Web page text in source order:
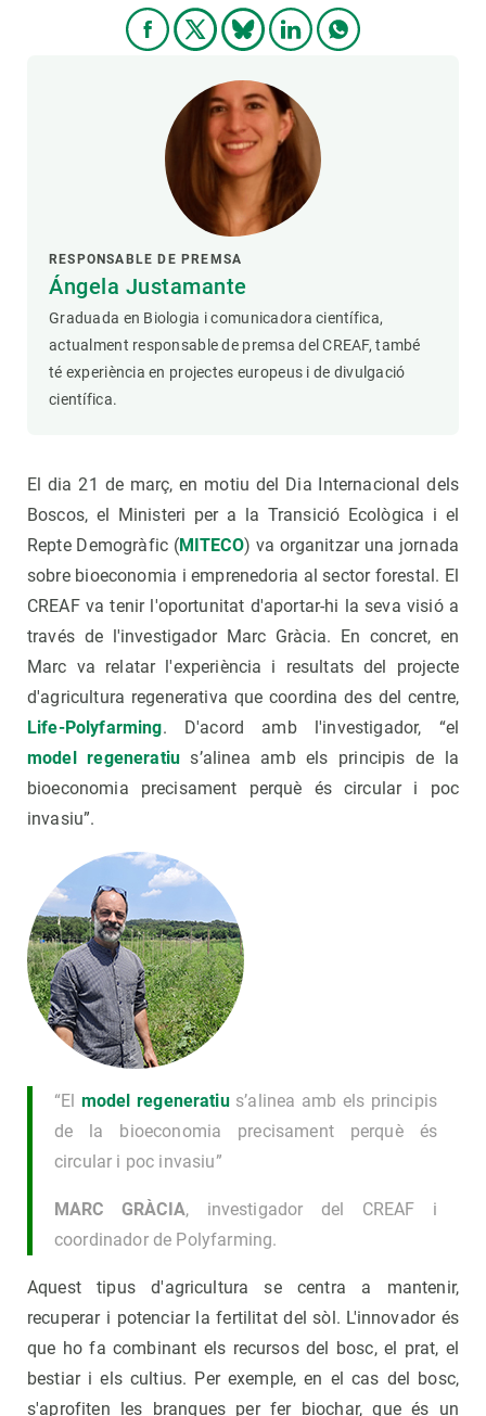
RESPONSABLE DE PREMSA
Ángela Justamante
Graduada en Biologia i comunicadora científica,
actualment responsable de premsa del CREAF, també
té experiència en projectes europeus i de divulgació
científica.
El dia 21 de març, en motiu del Dia Internacional dels
Boscos, el Ministeri per a la Transició Ecològica i el
Repte Demogràfic (MITECO) va organitzar una jornada
sobre bioeconomia i emprenedoria al sector forestal. El
CREAF va tenir l'oportunitat d'aportar-hi la seva visió a
través de l'investigador Marc Gràcia. En concret, en
Marc va relatar l'experiència i resultats del projecte
d'agricultura regenerativa que coordina des del centre,
Life-Polyfarming. D'acord amb l'investigador, “el
model regeneratiu s’alinea amb els principis de la
bioeconomia precisament perquè és circular i poc
invasiu”.
“El model regeneratius’alinea amb els principis
de la bioeconomia precisament perquè és
circular i poc invasiu”
MARC GRÀCIA, investigador del CREAF i
coordinador de Polyfarming.
Aquest tipus d'agricultura se centra a mantenir,
recuperar i potenciar la fertilitat del sòl. L'innovador és
que ho fa combinant els recursos del bosc, el prat, el
bestiar i els cultius. Per exemple, en el cas del bosc,
s'aprofiten les branques per fer biochar, que és un